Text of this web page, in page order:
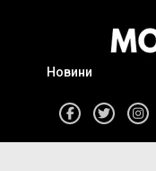
Новини